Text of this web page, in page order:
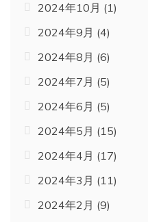
2024年10月 (1)
2024年9月 (4)
2024年8月 (6)
2024年7月 (5)
2024年6月 (5)
2024年5月 (15)
2024年4月 (17)
2024年3月 (11)
2024年2月 (9)